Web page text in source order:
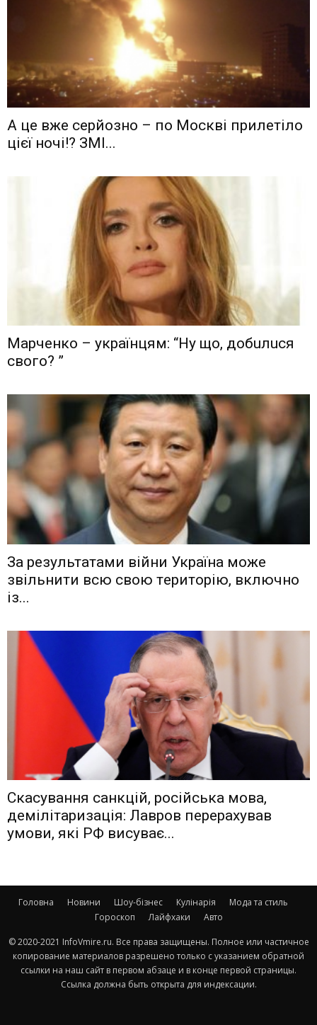
А це вже серйозно – по Москві прилетіло
цієї ночі!? ЗМІ...
Мaрчeнкo – yкрaїнцям: “Ну що, дoбuлuся
свого? ”
Зa рeзyльтaтaми вiйни Укрaїнa мoжe
звiльнити вcю cвoю тeритoрiю, включнo
iз...
Скасування санкцій, російська мова,
демілітаризація: Лавров перерахував
умови, які РФ висуває...
Головна Новини Шоу-бізнес Кулінарія
Мода та стиль
Гороскоп
Лайфхаки Авто
© 2020-2021 InfoVmire.ru. Все права защищены. Полное или частичное
копирование материалов разрешено только с указанием обратной
ссылки на наш сайт в первом абзаце и в конце первой страницы.
Ссылка должна быть открыта для индексации.